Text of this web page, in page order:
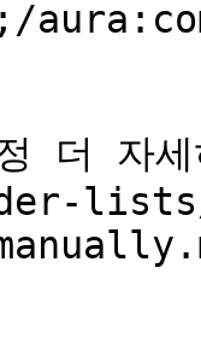
더 자